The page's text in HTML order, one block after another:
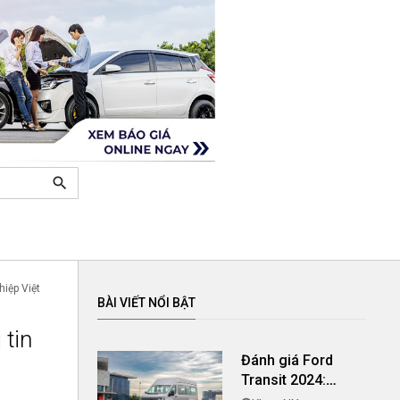
search
Việt
tin
BÀI VIẾT NỔI BẬT
Đánh giá Ford
Transit 2024: